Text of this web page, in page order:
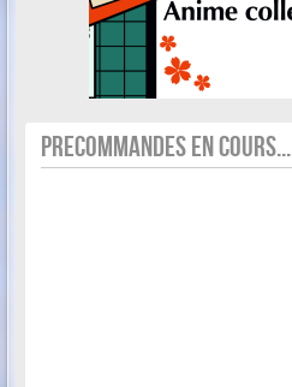
PRECOMMANDES EN COURS...